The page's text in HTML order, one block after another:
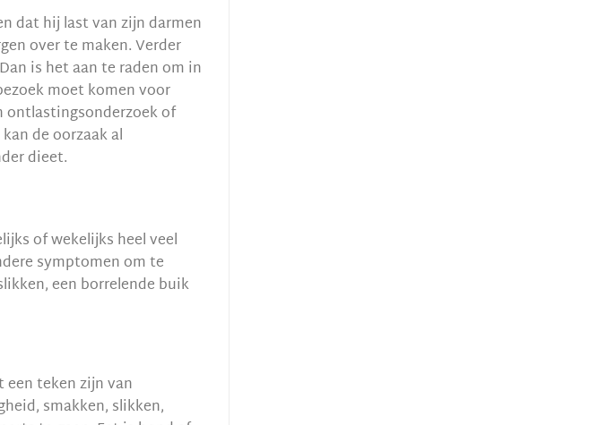
dat hij last van zijn darmen
over te maken. Verder
is het aan te raden om in
moet komen voor
ontlastingsonderzoek of
de oorzaak al
dieet.
of wekelijks heel veel
symptomen om te
een borrelende buik
een teken zijn van
smakken, slikken,